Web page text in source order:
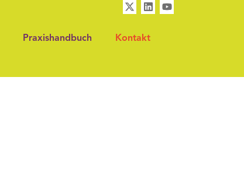
Praxishandbuch Kontakt